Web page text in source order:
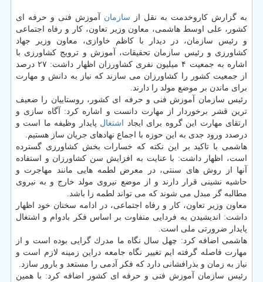
به گزارش كاروخدمت به نقل از سازمان آموزش فنی و حرفه ای
كشور، علی اوسط هاشمی، معاون وزیر تعاون، كار و رفاه اجتماعی
و رئیس سازمان، در دیدار با كاظم خاوازی، معاون وزیر جهاد
كشاورزی و رئیس سازمان تحقیقات، آموزش و ترویج كشاورزی با
اشاره به جمعیت ۴ میلیون نفری كشاورزان اظهار داشت: ۲۷ درصد
از جمعیت كشور را كشاورزان می سازند كه نیاز به دانش و مهارت
برای ماندن بر موضع مولد را دارند.
رئیس سازمان آموزش فنی و حرفه ای كشور، روستاییان را ضعیف
ترین قشر برخوردار از مهارت دانست و اشاره كرد: آگاه سازی و
ارتقای مهارت این گروه برای ایجاد اشتغال پایدار وظیفه ما است و
درصدد ورود جدی به این حوزه با اجماع نهادهای جریان ساز هستیم.
هاشمی با تاكید بر این نكته كه خسارات بخش كشاورزی گسترده
است، اظهار داشت: با عنایت به افزایش سن كشاورزان و استفاده
آنها از روش های سنتی، در معرض لطمه هایی مانند مهاجرت و
حاشیه نشینی قرار دارند و از موضع نیروی مولد خارج و به نیروی
مطالبه گر مبدل می شوند كه می تواند لطمه زا باشد.
معاون وزیر تعاون، كار و رفاه اجتماعی، در ادامه سخنان خود اظهار
داشت: اندیشیدن به فردایی متفاوت بر اساس فكر بادوام و اشتغال
پایدار ضرورتی ملی است.
هاشمی اضافه كرد: چهل سال نگاه ما مدرك گرایی بوده است و از
مهارت فاصله گرفته ایم تغییر نگاه جامعه دراین زمینه لازم است و
نیاز به زمان و بذرافشانی دارد كه فكر آدمی را مستعد و بارور سازد.
رئیس سازمان آموزش فنی و حرفه ای كشور اضافه كرد: با همین